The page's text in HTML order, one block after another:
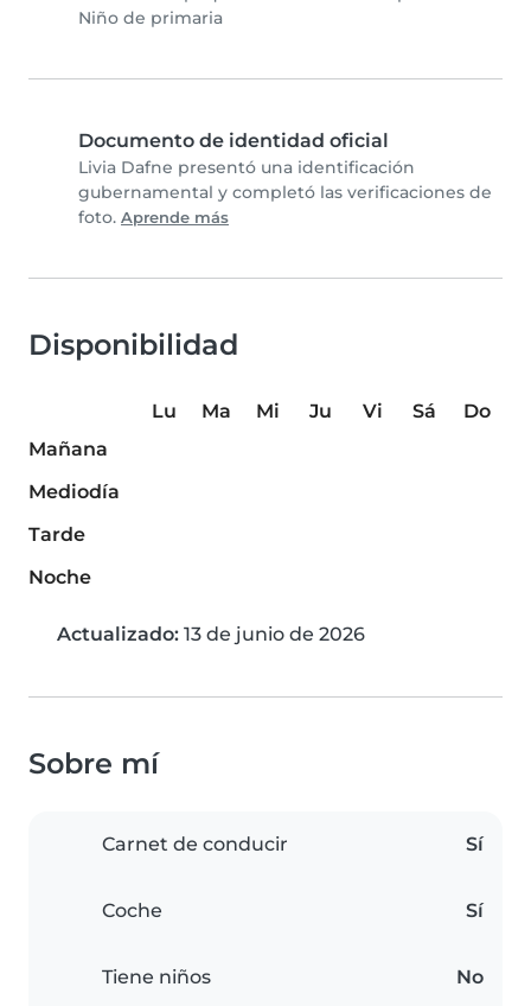
Niño de primaria
Documento de identidad oficial
Livia Dafne presentó una identificación
gubernamental y completó las verificaciones de
foto. Aprende más
Disponibilidad
Lu Ma Mi Ju Vi Sá
Do
Mañana
Mediodía
Tarde
Noche
Actualizado: 13 de junio de 2026
Sobre mí
Carnet de conducir Sí
Coche Sí
Tiene niños No